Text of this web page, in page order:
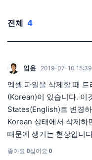
전체 4
임윤 2019-07-10 15:39
엑셀 파일을 삭제할 때
(Korean)이 있습니다. 이
States(English)로 변경
Korean 상태에서 삭제하
때문에 생기는 현상입니
좋아요 0싫어요 0